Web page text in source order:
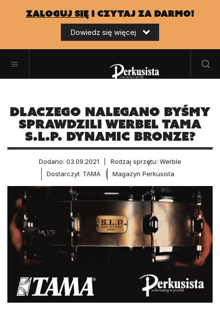
zaloguj sięi czytaj za darmo!
Dowiedz się więcej
Dlaczego nalegano byśmy
sprawdzili werbel Tama
S.L.P. Dynamic Bronze?
Dodano: 03.09.2021
Rodzaj sprzętu: Werble
Dostarczył: TAMA
Magazyn Perkusista